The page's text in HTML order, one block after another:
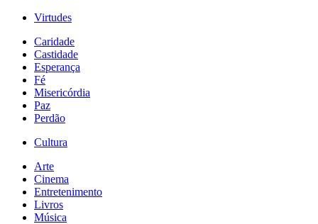
Virtudes
Caridade
Castidade
Esperança
Fé
Misericórdia
Paz
Perdão
Cultura
Arte
Cinema
Entretenimento
Livros
Música